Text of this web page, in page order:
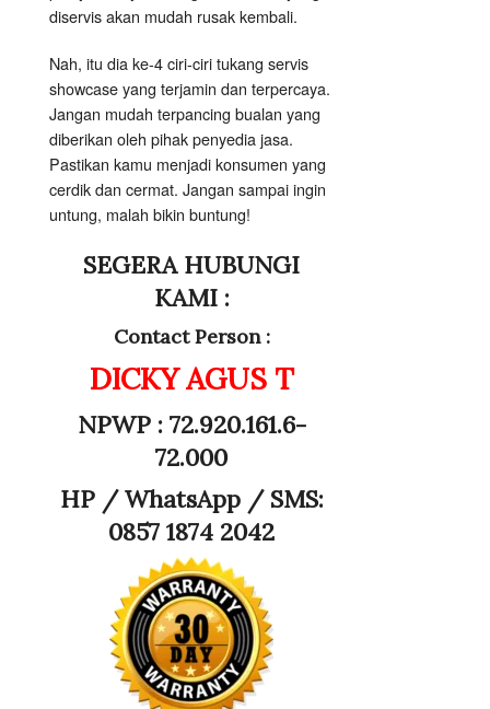
diservis akan mudah rusak kembali.
Nah, itu dia ke-4 ciri-ciri tukang servis
showcase yang terjamin dan terpercaya.
Jangan mudah terpancing bualan yang
diberikan oleh pihak penyedia jasa.
Pastikan kamu menjadi konsumen yang
cerdik dan cermat. Jangan sampai ingin
untung, malah bikin buntung!
SEGERA HUBUNGI
KAMI :
Contact Person :
DICKY AGUS T
NPWP : 72.920.161.6-
72.000
HP /WhatsApp / SMS:
0857 1874 2042